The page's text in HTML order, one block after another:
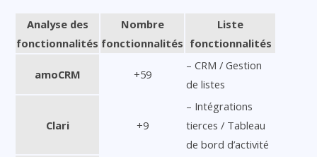
Analyse des
fonctionnalités
Nombre
fonctionnalités
Liste
fonctionnalités
amoCRM +59
– CRM / Gestion
de listes
Clari +9
– Intégrations
tierces / Tableau
de bord d’activité